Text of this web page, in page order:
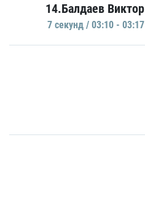
14.Балдаев Виктор
7 секунд / 03:10 - 03:17